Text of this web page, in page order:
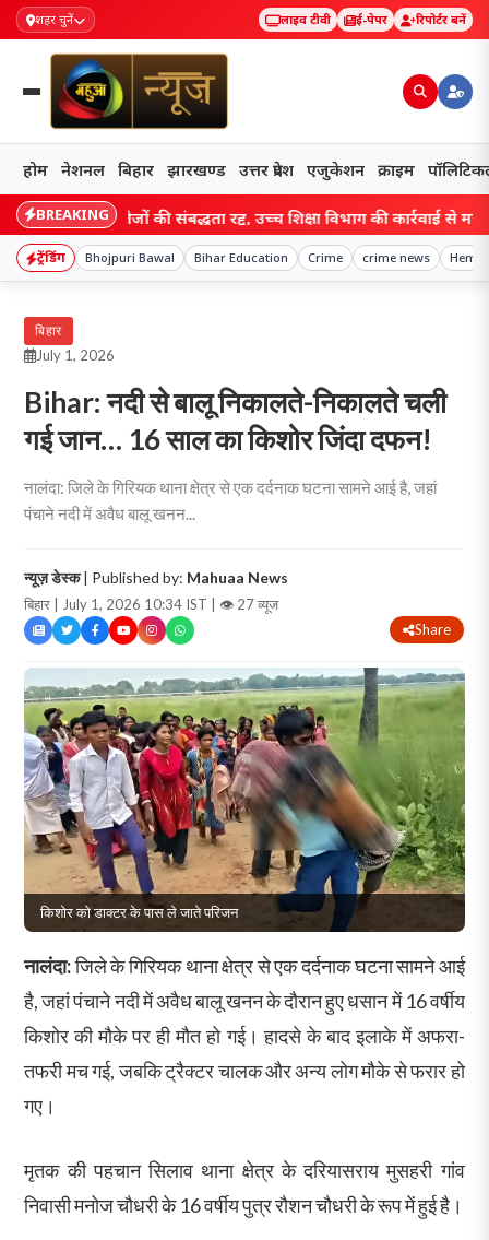
शहर चुनें लाइव टीवी ई-पेपर रिपोर्टर बनें
होम नेशनल बिहार झारखण्ड उत्तर प्रदेश एजुकेशन क्राइम
BREAKING
कॉलेजों की संबद्धता रद्द, उच्च शिक्षा विभाग की कार्रवाई से मचा हड़कंप;
ट्रेंडिंग Bhojpuri Bawal Bihar Education Crime crime news
बिहार
July 1, 2026
Bihar: नदी से बालू निकालते-निकालते चली
गई जान… 16 साल का किशोर जिंदा दफन!
नालंदा: जिले के गिरियक थाना क्षेत्र से एक दर्दनाक घटना सामने आई है, जहां
पंचाने नदी में अवैध बालू खनन...
न्यूज़ डेस्क| Published by: Mahuaa News
बिहार | July 1, 2026 10:34 IST | 👁 27 व्यूज
Share
किशोर को डाक्टर के पास ले जाते परिजन
नालंदा:जिले के गिरियक थाना क्षेत्र से एक दर्दनाक घटना सामने आई
है, जहां पंचाने नदी में अवैध बालू खनन के दौरान हुए धसान में 16 वर्षीय
किशोर की मौके पर ही मौत हो गई। हादसे के बाद इलाके में अफरा-
तफरी मच गई, जबकि ट्रैक्टर चालक और अन्य लोग मौके से फरार हो
गए।
मृतक की पहचान सिलाव थाना क्षेत्र के दरियासराय मुसहरी गांव
निवासी मनोज चौधरी के 16 वर्षीय पुत्र रौशन चौधरी के रूप में हुई है।